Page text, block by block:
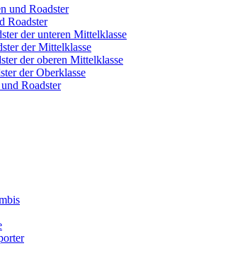
und Roadster
Roadster
der unteren Mittelklasse
der Mittelklasse
der oberen Mittelklasse
der Oberklasse
Roadster